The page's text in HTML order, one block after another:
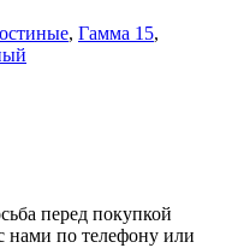
, Гамма 15,
перед покупкой
нами по телефону или